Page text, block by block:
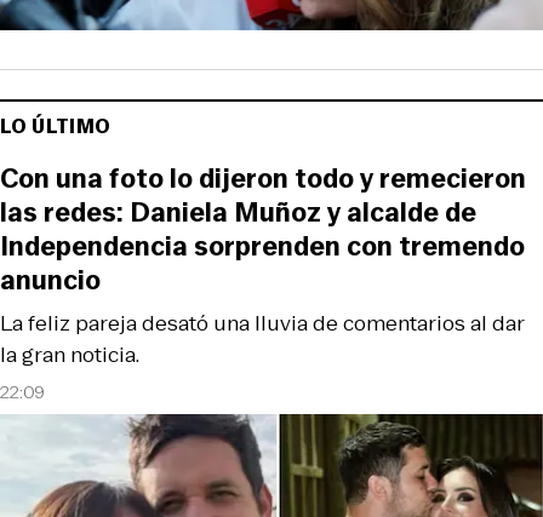
LO ÚLTIMO
22:09
La feliz pareja desató una lluvia de comentarios al dar
la gran noticia.
Con una foto lo dijeron todo y remecieron
las redes: Daniela Muñoz y alcalde de
Independencia sorprenden con tremendo
anuncio